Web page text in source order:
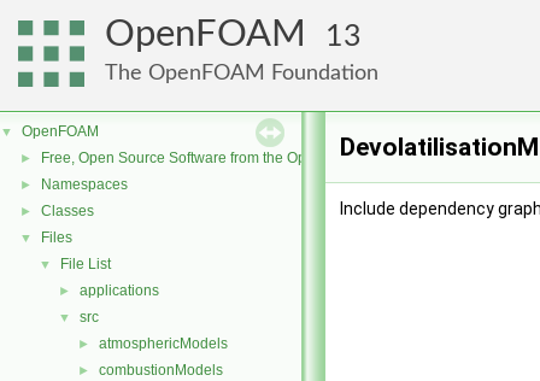
OpenFOAM 13
The OpenFOAM Foundation
▼ OpenFOAM
► Free, Open Source Software from the OpenFOAM Foundation
► Namespaces
► Classes
▼ Files
▼ File List
► applications
▼ src
► atmosphericModels
► combustionModels
Include dependency